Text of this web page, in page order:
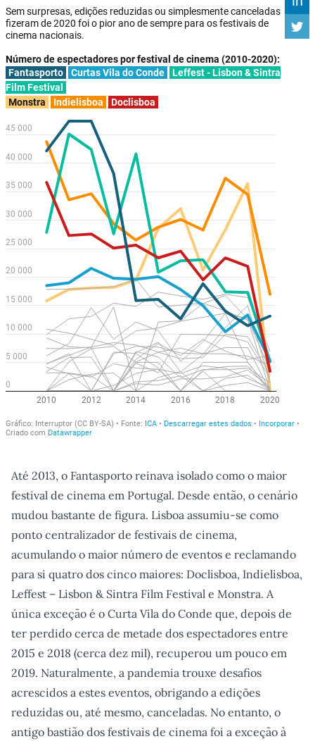
Até 2013, o Fantasporto reinava isolado como o maior
festival de cinema em Portugal. Desde então, o cenário
mudou bastante de figura. Lisboa assumiu-se como
ponto centralizador de festivais de cinema,
acumulando o maior número de eventos e reclamando
para si quatro dos cinco maiores: Doclisboa, Indielisboa,
Leffest – Lisbon & Sintra Film Festival e Monstra. A
única exceção é o Curta Vila do Conde que, depois de
ter perdido cerca de metade dos espectadores entre
2015 e 2018 (cerca dez mil), recuperou um pouco em
2019. Naturalmente, a pandemia trouxe desafios
acrescidos a estes eventos, obrigando a edições
reduzidas ou, até mesmo, canceladas. No entanto, o
antigo bastião dos festivais de cinema foi a exceção à